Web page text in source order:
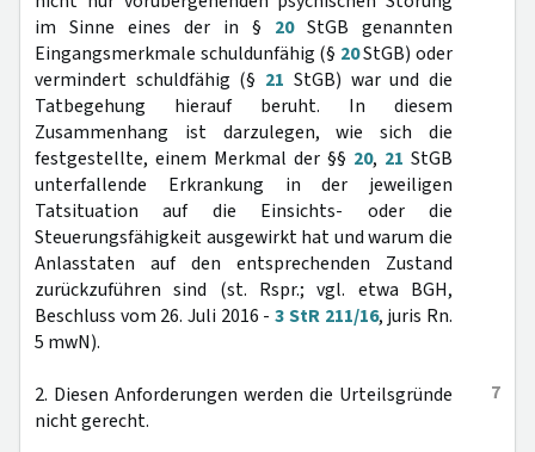
im Sinne eines der in § 20StGB genannten
Eingangsmerkmale schuldunfähig (§ 20StGB) oder
vermindert schuldfähig (§ 21 StGB) war und die
Tatbegehung hierauf beruht. In diesem
Zusammenhang ist darzulegen, wie sich die
festgestellte, einem Merkmal der §§ 20, 21 StGB
unterfallende Erkrankung in der jeweiligen
Tatsituation auf die Einsichts- oder die
Steuerungsfähigkeit ausgewirkt hat und warum die
Anlasstaten auf den entsprechenden Zustand
zurückzuführen sind (st. Rspr.; vgl. etwa BGH,
Beschluss vom 26. Juli 2016 -3 StR 211/16, juris Rn.
5 mwN).
7
2. Diesen Anforderungen werden die Urteilsgründe
nicht gerecht.